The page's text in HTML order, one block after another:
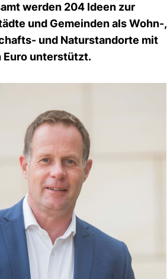
werden 204 Ideen zur
und Gemeinden als Wohn-,
und Naturstandorte mit
Euro unterstützt.